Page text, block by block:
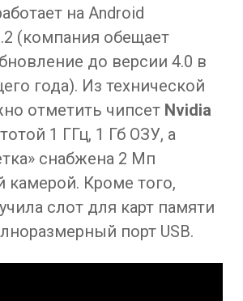
на Android
(компания обещает
до версии 4.0 в
года). Из технической
отметить чипсет Nvidia
1 ГГц, 1 Гб ОЗУ, а
снабжена 2 Мп
камерой. Кроме того,
слот для карт памяти
порт USB.